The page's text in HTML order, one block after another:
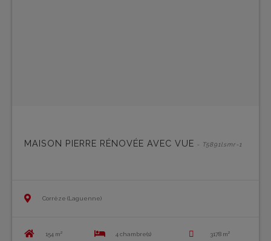
MAISON PIERRE RÉNOVÉE AVEC VUE - T5891lsmr-1
Corrèze (Laguenne)
154 m² 4 chambre(s) 3178 m²